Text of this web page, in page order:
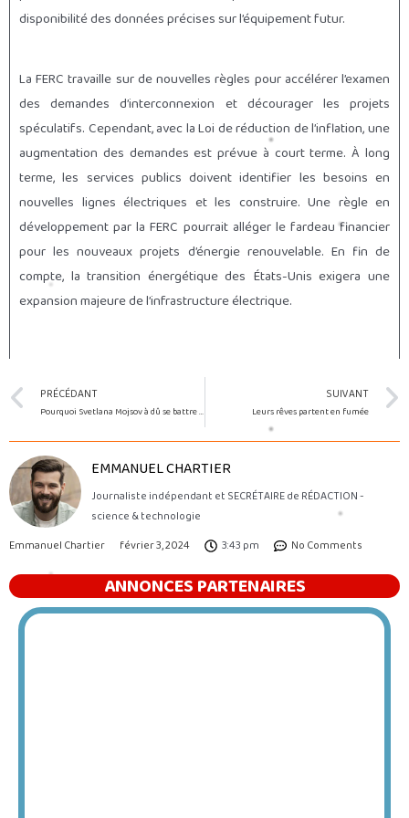
disponibilité des données précises sur l’équipement futur.
La FERC travaille sur de nouvelles règles pour accélérer l’examen
des demandes d’interconnexion et décourager les projets
spéculatifs. Cependant, avec la Loi de réduction de l’inflation, une
augmentation des demandes est prévue à court terme. À long
terme, les services publics doivent identifier les besoins en
nouvelles lignes électriques et les construire. Une règle en
développement par la FERC pourrait alléger le fardeau financier
pour les nouveaux projets d’énergie renouvelable. En fin de
compte, la transition énergétique des États-Unis exigera une
expansion majeure de l’infrastructure électrique.
Prev
PRÉCÉDANT
Pourquoi Svetlana Mojsov à dû se battre pour être reconnue ? Après avoir été la pionnière dans le développement de médicaments contre l’obésité !
SUIVANT
Leurs rêves partent en fumée
EMMANUEL CHARTIER
Journaliste indépendant et SECRÉTAIRE de RÉDACTION -
science & technologie
Emmanuel Chartier
février 3, 2024 3:43 pm No Comments
ANNONCES PARTENAIRES